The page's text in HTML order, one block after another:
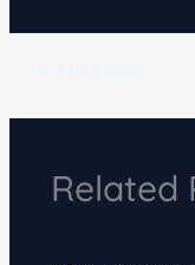
Related